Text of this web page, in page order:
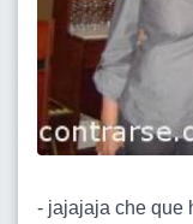
- jajajaja che que